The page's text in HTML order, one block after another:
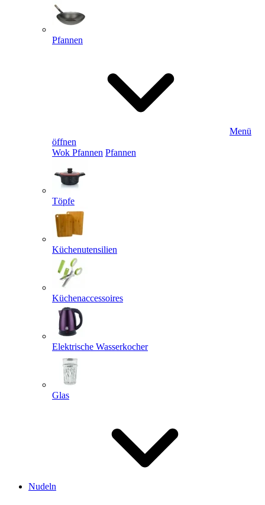
Pfannen
Menü
öffnen
Wok Pfannen Pfannen
Töpfe
Küchenutensilien
Küchenaccessoires
Elektrische Wasserkocher
Glas
Nudeln